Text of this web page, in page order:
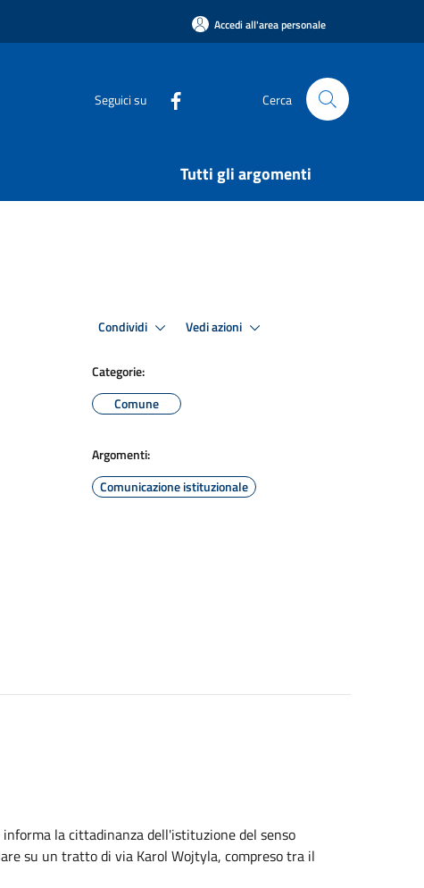
Accedi all'area personale
Seguici su Cerca
Tutti gli argomenti
Condividi Vedi azioni
Categorie:
Comune
Argomenti:
Comunicazione istituzionale
la cittadinanza dell'istituzione del senso
su un tratto di via Karol Wojtyla, compreso tra il